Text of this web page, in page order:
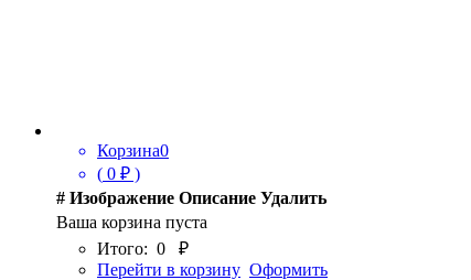
Корзина0
( 0 ₽ )
# Изображение Описание Удалить
Ваша корзина пуста
Итого: 0
₽
Перейти в корзину Оформить